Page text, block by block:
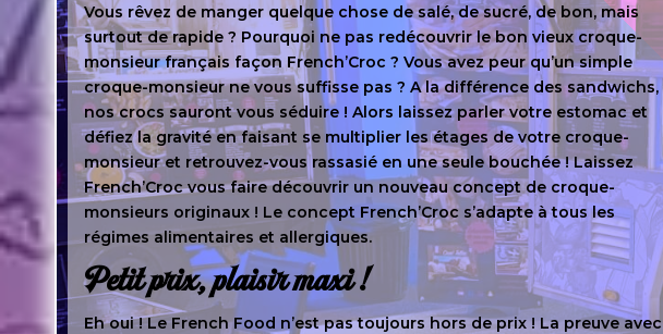
Vous rêvez de manger quelque chose de salé, de sucré, de bon, mais
surtout de rapide ? Pourquoi ne pas redécouvrir le bon vieux croque-
monsieur français façon French’Croc ? Vous avez peur qu’un simple
croque-monsieur ne vous suffisse pas ? A la différence des sandwichs,
nos crocs sauront vous séduire ! Alors laissez parler votre estomac et
défiez la gravité en faisant se multiplier les étages de votre croque-
monsieur et retrouvez-vous rassasié en une seule bouchée ! Laissez
French’Croc vous faire découvrir un nouveau concept de croque-
monsieurs originaux ! Le concept French’Croc s’adapte à tous les
régimes alimentaires et allergiques.
Petit prix, plaisir maxi !
Eh oui ! Le French Food n’est pas toujours hors de prix ! La preuve avec